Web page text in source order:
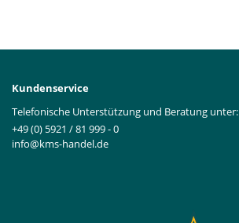
Kundenservice
Telefonische Unterstützung und Beratung unter:
+49 (0) 5921 / 81 999 - 0
info@kms-handel.de